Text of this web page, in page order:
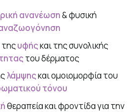
ανανέωση& φυσική
τηςυφήςκαι της συνολικής
του δέρματος
λάμψηςκαι ομοιομορφία του
τόνου
θεραπεία και φροντίδα για την